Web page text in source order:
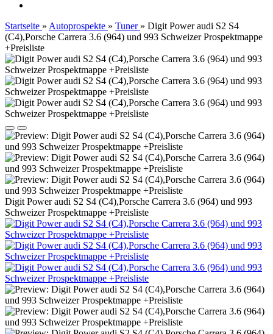
Startseite » Autoprospekte » Tuner » Digit Power audi S2 S4
(C4),Porsche Carrera 3.6 (964) und 993 Schweizer Prospektmappe
+Preisliste
Digit Power audi S2 S4 (C4),Porsche Carrera 3.6 (964) und 993
Schweizer Prospektmappe +Preisliste